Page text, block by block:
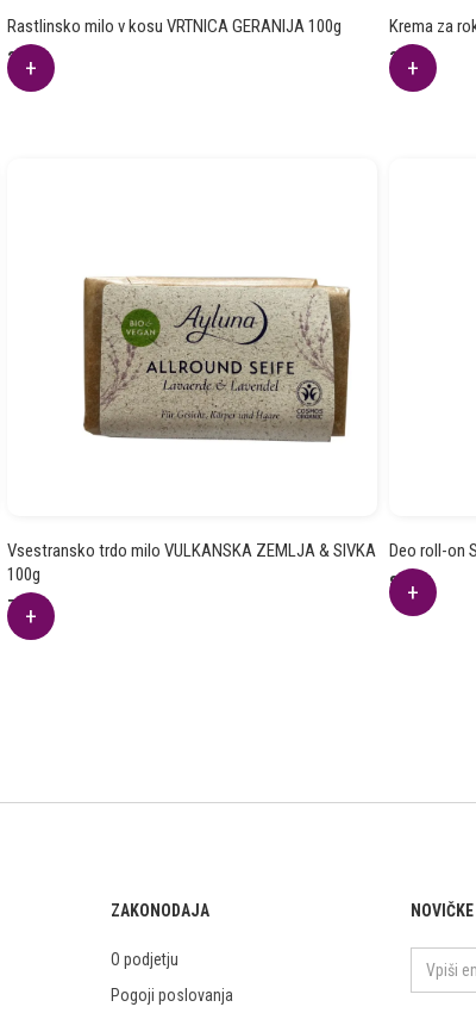
Rastlinsko milo v kosu VRTNICA GERANIJA 100g
2.75
€
Krema za
3.14
€
Vsestransko trdo milo VULKANSKA ZEMLJA & SIVKA
100g
7.28
€
Deo roll-on
8.59
€
ZAKONODAJA
O podjetju
Pogoji poslovanja
NOVIČKE